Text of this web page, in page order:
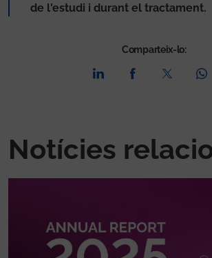
de l'estudi i durant el tractament.
Comparteix-lo:
Notícies